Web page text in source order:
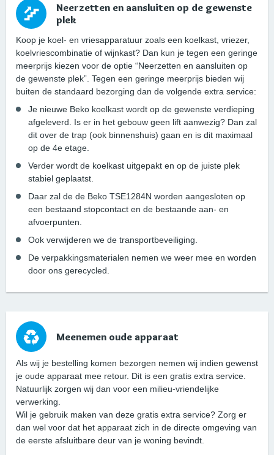
Neerzetten en aansluiten op de gewenste
plek
Koop je koel- en vriesapparatuur zoals een koelkast, vriezer,
koelvriescombinatie of wijnkast? Dan kun je tegen een geringe
meerprijs kiezen voor de optie “Neerzetten en aansluiten op
de gewenste plek”. Tegen een geringe meerprijs bieden wij
buiten de standaard bezorging dan de volgende extra service:
Je nieuwe Beko koelkast wordt op de gewenste verdieping
afgeleverd. Is er in het gebouw geen lift aanwezig? Dan zal
dit over de trap (ook binnenshuis) gaan en is dit maximaal
op de 4e etage.
Verder wordt de koelkast uitgepakt en op de juiste plek
stabiel geplaatst.
Daar zal de de Beko TSE1284N worden aangesloten op
een bestaand stopcontact en de bestaande aan- en
afvoerpunten.
Ook verwijderen we de transportbeveiliging.
De verpakkingsmaterialen nemen we weer mee en worden
door ons gerecycled.
Meenemen oude apparaat
Als wij je bestelling komen bezorgen nemen wij indien gewenst
je oude apparaat mee retour. Dit is een gratis extra service.
Natuurlijk zorgen wij dan voor een milieu-vriendelijke
verwerking.
Wil je gebruik maken van deze gratis extra service? Zorg er
dan wel voor dat het apparaat zich in de directe omgeving van
de eerste afsluitbare deur van je woning bevindt.